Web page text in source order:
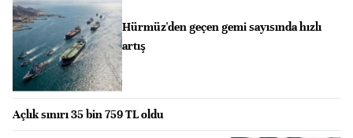
Hürmüz'den geçen gemi sayısında hızlı
artış
Açlık sınırı 35 bin 759 TL oldu